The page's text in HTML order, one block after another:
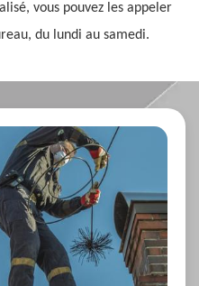
vous pouvez les appeler
du lundi au samedi.